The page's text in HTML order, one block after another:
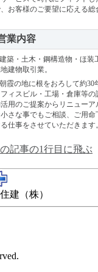
お客様のご要望に応える総
業内容
築・土木・鋼構造物・ほ
建物取引業。
霞の地に根をおろして約
ィスビル・工場・倉庫等
用のご提案からリニュー
さな事でもご相談、ご用
仕事をさせていただきます
記事の1行目に飛ぶ
建（株）